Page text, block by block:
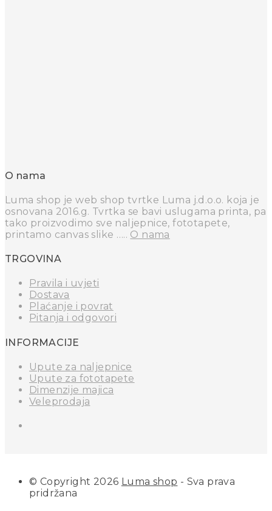
O nama
Luma shop je web shop tvrtke Luma j.d.o.o. koja je
osnovana 2016.g. Tvrtka se bavi uslugama printa, pa
tako proizvodimo sve naljepnice, fototapete,
printamo canvas slike ….. O nama
TRGOVINA
Pravila i uvjeti
Dostava
Plaćanje i povrat
Pitanja i odgovori
INFORMACIJE
Upute za naljepnice
Upute za fototapete
Dimenzije majica
Veleprodaja
© Copyright 2026 Luma shop - Sva prava
pridržana